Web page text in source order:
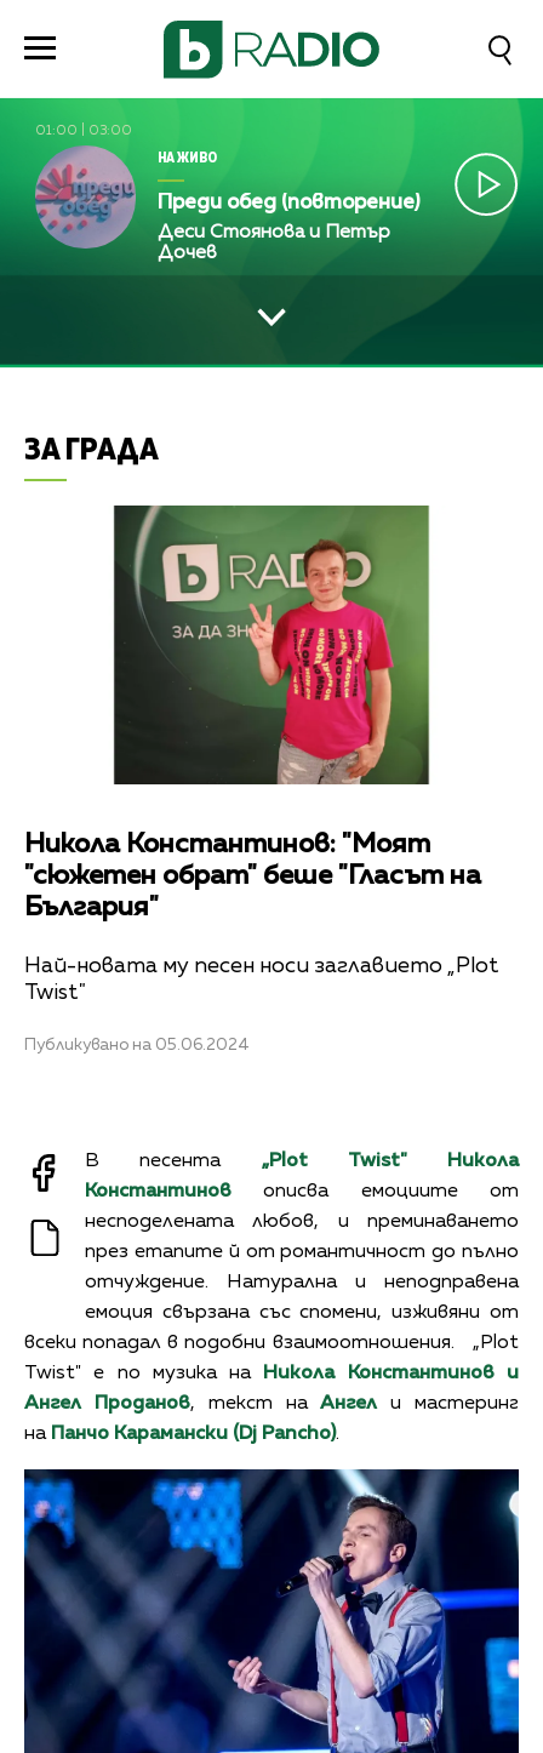
01:00 03:00
НА ЖИВО
Преди обед (повторение)
Деси Стоянова и Петър
Дочев
ЗА ГРАДА
Никола Константинов: "Моят
"сюжетен обрат" беше "Гласът на
България"
Най-новата му песен носи заглавието „Plot
Twist"
Публикувано на 05.06.2024
В песента „Plot Twist"
Никола
Константинов
описва емоциите от
несподелената любов, и преминаването
през етапите й от романтичност до пълно
отчуждение. Натурална и неподправена
емоция свързана със спомени, изживяни от
всеки попадал в подобни взаимоотношения. „Plot
Twist" е по музика на
Никола Константинов и
Ангел Проданов, текст наАнгели мастеринг
на Панчо Карамански (Dj Pancho).